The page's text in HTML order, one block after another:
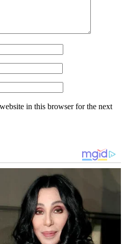
in this browser for the next